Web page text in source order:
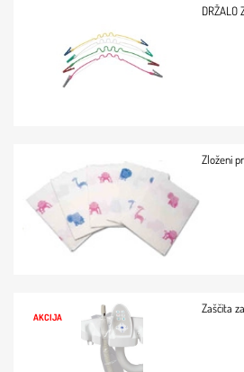
DRŽALO
Zloženi
AKCIJA
Zaščita